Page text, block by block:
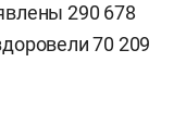
290 678
70 209